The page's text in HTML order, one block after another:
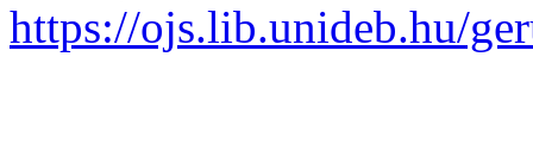
https://ojs.lib.unideb.hu/